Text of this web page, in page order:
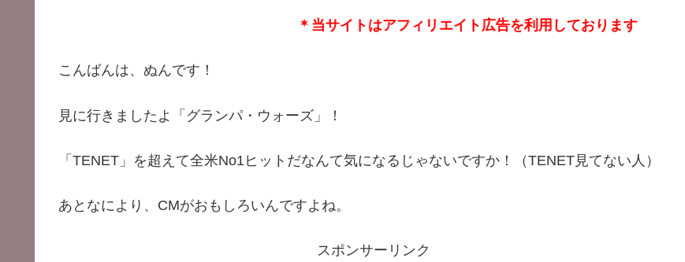
＊当サイトはアフィリエイト広告を利用しております
こんばんは、ぬんです！
見に行きましたよ「グランパ・ウォーズ」！
「TENET」を超えて全米No1ヒットだなんて気になるじゃないですか！（TENET見てない人）
あとなにより、CMがおもしろいんですよね。
スポンサーリンク